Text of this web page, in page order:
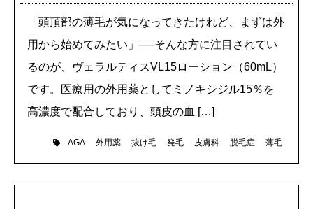
「頭頂部の薄毛が気になってきたけれど、まずは外
用から始めてみたい」──そんな方に注目されてい
るのが、ヴェラルティスVL15ローション（60mL）
です。医療用の外用薬としてミノキシジル15％を
高濃度で配合しており、頭皮の血 […]
AGA 外用薬 抜け毛 発毛 皮膚科 脱毛症 薄毛